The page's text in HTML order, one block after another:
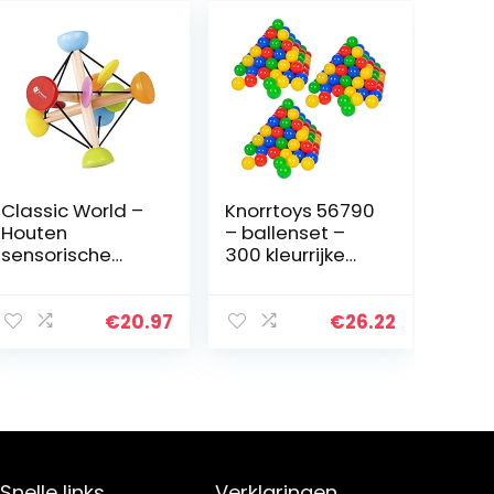
Classic World –
Houten
sensorische
leren speelgoed
€20.97
Knorrtoys 56790
– ballenset –
300 kleurrijke
voor ballenbad
€26.22